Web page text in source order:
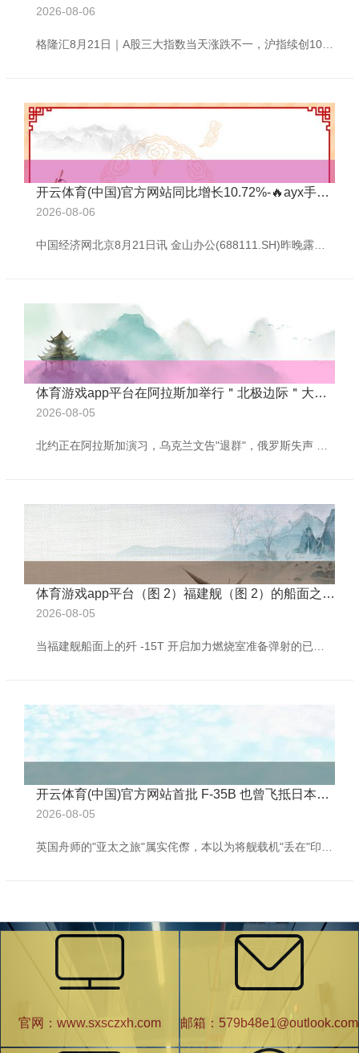
2026-08-06
格隆汇8月21日｜A股三大指数当天涨跌不一，沪指续创10年新高；放胆收盘，沪指涨0.13%报3771点，深证成指跌0.06%，创业板指跌0.47%。全天成交额2.46万亿元，较前一往曩昔增量119亿元，全商场近3100下降。 盘面上，跨境支付板块爆发，三未信安、天融信等多股涨停；可燃冰板块走全天强势，神开股份(002278)涨停；数字货币板块走高，北信源(300352)20%涨停；石油化工、钛白粉、电力及数据安全等板块涨幅居前。另外，发电机见地下挫，潍柴重机(000880)跌停；液冷见地大
开云体育(中国)官方网站同比增长10.72%-🔥ayx手机版登录(综合)官方网站入口/网页版/安卓/电脑版
2026-08-06
中国经济网北京8月21日讯 金山办公(688111.SH)昨晚露馅的2025年半年度讲演露馅，公司上半年终了生意收入26.57亿元，同比增长10.12%；包摄于上市公司鼓舞的净利润7.47亿元，同比增长3.57%；包摄于上市公司鼓舞的扣除非每每性损益的净利润7.27亿元，同比增长5.77%；目的看成产生的现款流量净额7.38亿元，同比增长17.51%。 上半年，金山办公加权平均净资产收益率为6.35%，同比减少0.68个百分点；扣除非每每性损益后的加权平均净资产收益率6.18%，同比减少0.5
体育游戏app平台在阿拉斯加举行＂北极边际＂大界限军事演习-🔥ayx手机版登录(综合)官方网站入口/网页版/安卓/电脑版
2026-08-05
北约正在阿拉斯加演习，乌克兰文告"退群"，俄罗斯失声 据俄罗斯卫星社 8 月 14 日报说念，乌克兰政府倏得文告，决定退出独联体框架内，成员国热切情况下从第三国撤侨互助公约。 与此同期，好意思国特种部队则正和北约部队，在阿拉斯加举行"北极边际"大界限军事演习。 这一连串动作让行将召开的好意思俄峰会蒙上了暗影，也让全国观点聚焦于这场，可能影响地缘政事花式的要道会谈。 俄媒报说念截图 据白宫方面炫耀，这次峰会将于 8 月 15 日，在阿拉斯加州安克雷奇的埃尔门多夫 - 理查森纠合基地举行。这一地方
体育游戏app平台（图 2）福建舰（图 2）的船面之下藏匿更大高明-🔥ayx手机版登录(综合)官方网站入口/网页版/安卓/电脑版
2026-08-05
当福建舰船面上的歼 -15T 开启加力燃烧室准备弹射的已而体育游戏app平台，中国舟师正在改写太平洋的力量方程式。 这艘大师第二艘装备电磁弹射的航母，用密集的第八轮海试向寰球宣告：自若军仍是突破了 STOBAR 到 CATOBAR 的时代天堑。 比拟好意思国福特号电磁弹射器长达七年的故障阵痛期，中国选拔径直向上蒸汽弹射的决策，正展现出惊东说念主的后发上风——福建舰从电磁弹射陆地测试到海上实测仅用 18 个月，这种速率背后是咱们在电力系统整合、能量回收等要道鸿沟的突破。 （图 1） 歼 -15T
开云体育(中国)官方网站首批 F-35B 也曾飞抵日本基地-🔥ayx手机版登录(综合)官方网站入口/网页版/安卓/电脑版
2026-08-05
英国舟师的"亚太之旅"属实侘傺，本以为将舰载机"丢在"印度就也曾充足丢东谈主，却没念念到雷同的事情还能发生第二次。据央视新闻报谈，英军一架 F-35 战役机，在日本鹿儿岛机场弥留着陆，导致该机场一度关闭，所幸未形成东谈主员伤一火。有计划到英军此前宣称我方是来亚太"秀肌肉"的，如今却只可用"丢东谈主现眼"来刻画，其落差之大，不知英方能否扛得住。 【淹留在印度的 F-35 刚刚被"抢救且归"】 英国舟师来亚太，边走边丢舰载机 行为英国两艘老旧航母上，最拿的滥觞的"钞票"，好意思制 F-35B 战机
官网：www.sxsczxh.com 邮箱：579b48e1@outlook.com